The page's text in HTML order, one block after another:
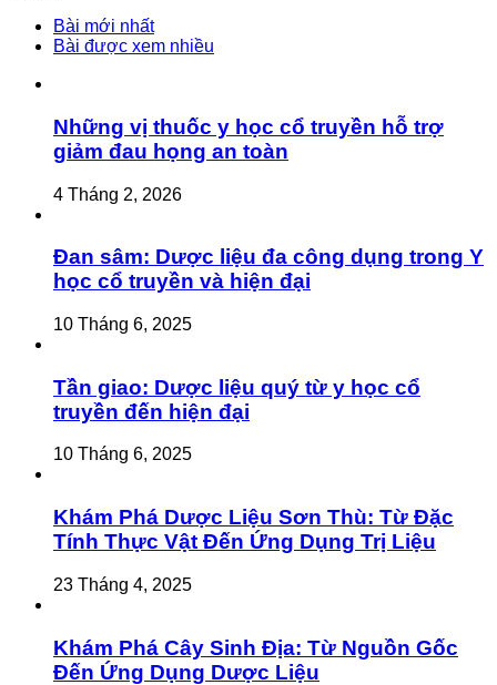
Bài mới nhất
Bài được xem nhiều
Những vị thuốc y học cổ truyền hỗ trợ
giảm đau họng an toàn
4 Tháng 2, 2026
Đan sâm: Dược liệu đa công dụng trong Y
học cổ truyền và hiện đại
10 Tháng 6, 2025
Tần giao: Dược liệu quý từ y học cổ
truyền đến hiện đại
10 Tháng 6, 2025
Khám Phá Dược Liệu Sơn Thù: Từ Đặc
Tính Thực Vật Đến Ứng Dụng Trị Liệu
23 Tháng 4, 2025
Khám Phá Cây Sinh Địa: Từ Nguồn Gốc
Đến Ứng Dụng Dược Liệu